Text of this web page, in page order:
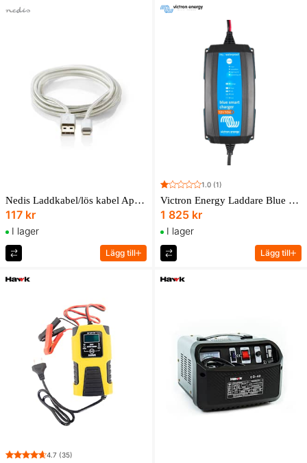
Nedis Laddkabel/lös kabel Apple Lightning
117 kr
I lager
Lägg till
1.0 (1)
Victron Energy Laddare Blue Smart 12V/10A IP65 portabel med Bluetooth
1 825 kr
I lager
Lägg till
4.7 (35)